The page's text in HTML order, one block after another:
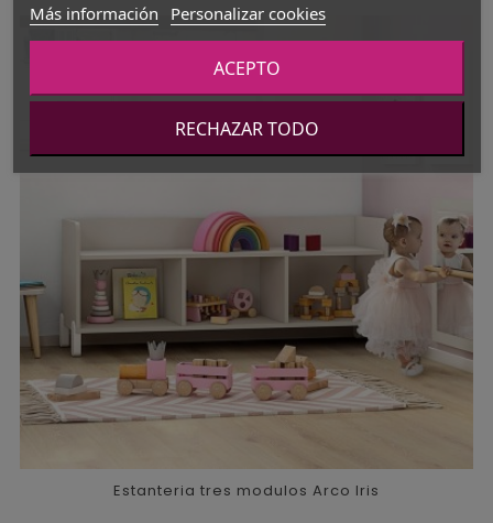
Estanteria tres modulos Arco Iris
Más información Personalizar cookies
RECHAZAR TODO
ACEPTO